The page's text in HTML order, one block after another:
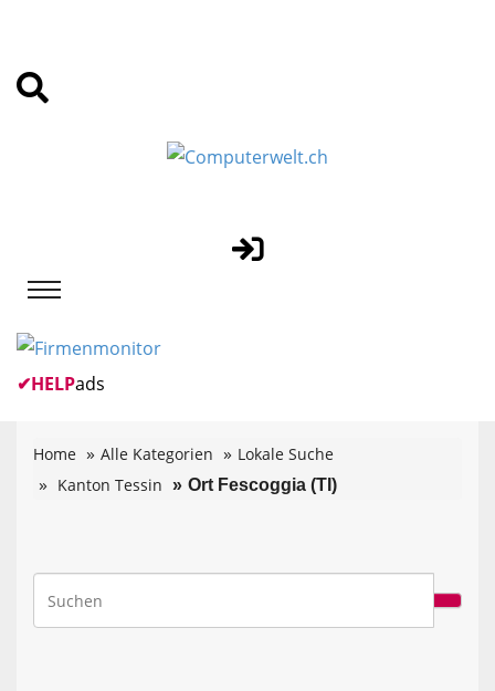
✔HELPads
Home Alle Kategorien
Lokale Suche
Kanton Tessin
Ort Fescoggia (TI)